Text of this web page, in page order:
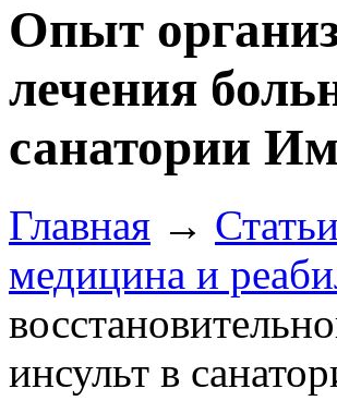
Опыт
лечения
санатории
Главная →
медицина и
инсульт в